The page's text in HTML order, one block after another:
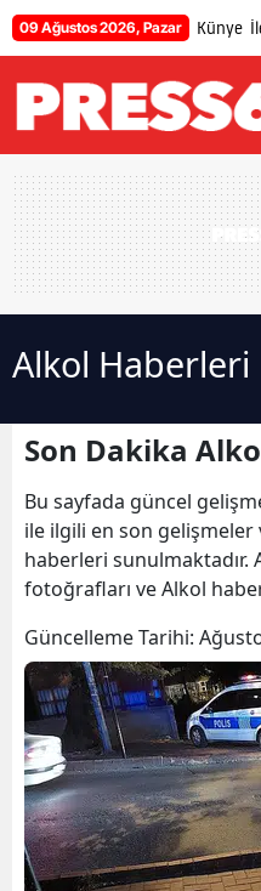
09 Ağustos 2026, Pazar Künye
Alkol Haberleri
Son Dakika
Bu sayfada güncel
ile ilgili en son gelişmeler
haberleri sunulmaktadır.
fotoğrafları ve Alkol
Güncelleme Tarihi: